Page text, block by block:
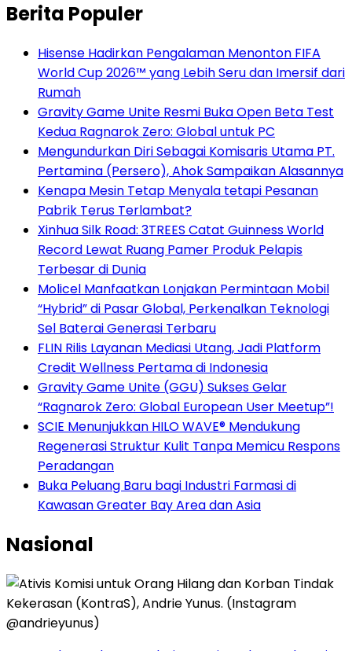
Berita Populer
Hisense Hadirkan Pengalaman Menonton FIFA
World Cup 2026™ yang Lebih Seru dan Imersif dari
Rumah
Gravity Game Unite Resmi Buka Open Beta Test
Kedua Ragnarok Zero: Global untuk PC
Mengundurkan Diri Sebagai Komisaris Utama PT.
Pertamina (Persero), Ahok Sampaikan Alasannya
Kenapa Mesin Tetap Menyala tetapi Pesanan
Pabrik Terus Terlambat?
Xinhua Silk Road: 3TREES Catat Guinness World
Record Lewat Ruang Pamer Produk Pelapis
Terbesar di Dunia
Molicel Manfaatkan Lonjakan Permintaan Mobil
“Hybrid” di Pasar Global, Perkenalkan Teknologi
Sel Baterai Generasi Terbaru
FLIN Rilis Layanan Mediasi Utang, Jadi Platform
Credit Wellness Pertama di Indonesia
Gravity Game Unite (GGU) Sukses Gelar
“Ragnarok Zero: Global European User Meetup”!
SCIE Menunjukkan HILO WAVE® Mendukung
Regenerasi Struktur Kulit Tanpa Memicu Respons
Peradangan
Buka Peluang Baru bagi Industri Farmasi di
Kawasan Greater Bay Area dan Asia
Nasional